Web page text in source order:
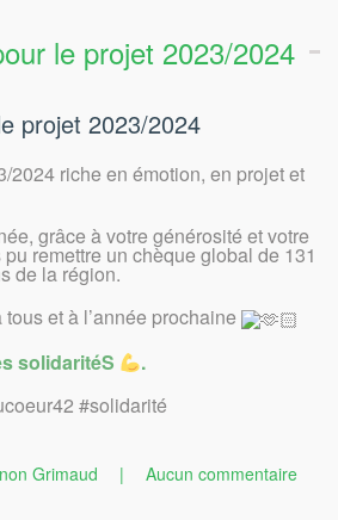
le projet 2023/2024
projet 2023/2024
2024 riche en émotion, en projet et
grâce à votre générosité et votre
remettre un chèque global de 131
de la région.
et à l’année prochaine
solidaritéS
.
#solidarité
Grimaud | Aucun commentairesur